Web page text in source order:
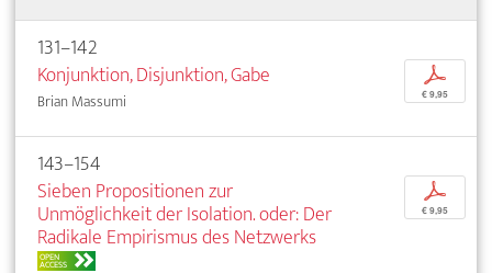
131–142
Konjunktion, Disjunktion, Gabe
Brian Massumi
p
€ 9,95
143–154
Sieben Propositionen zur
Unmöglichkeit der Isolation. oder: Der
Radikale Empirismus des Netzwerks
OPEN
ACCESS
p
€ 9,95